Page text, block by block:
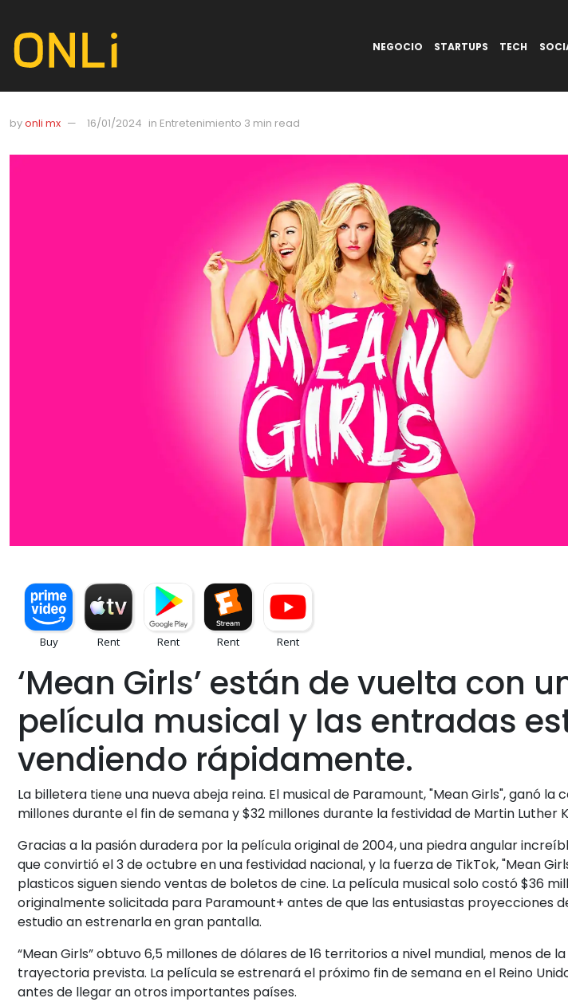
NEGOCIO STARTUPS TECH
byonli mx 16/01/2024 in Entretenimiento 3 min read
‘Mean Girls’ están de vuelta con
película musical y las entradas
vendiendo rápidamente.
La billetera tiene una nueva abeja reina. El musical de Paramount, "Mean Girls", ganó la
millones durante el fin de semana y $32 millones durante la festividad de Martin Luther
Gracias a la pasión duradera por la película original de 2004, una piedra angular
que convirtió el 3 de octubre en una festividad nacional, y la fuerza de TikTok, "Mean
plasticos siguen siendo ventas de boletos de cine. La película musical solo costó $36
originalmente solicitada para Paramount+ antes de que las entusiastas proyecciones
estudio an estrenarla en gran pantalla.
“Mean Girls” obtuvo 6,5 millones de dólares de 16 territorios a nivel mundial, menos de
trayectoria prevista. La película se estrenará el próximo fin de semana en el Reino
antes de llegar an otros importantes países.